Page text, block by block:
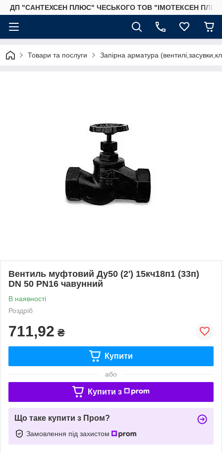
ДП "САНТЕХСЕН ПЛЮС" ЧЕСЬКОГО ТОВ "ІМОТЕКСЕН
Товари та послуги Запірна арматура
Вентиль муфтовий Ду50 (2') 15кч18п1 (33п)
DN 50 PN16 чавунний
В наявності
Роздріб
711,92 ₴
Купити
або
Купити з
Що таке купити з Пром?
Замовлення під захистом